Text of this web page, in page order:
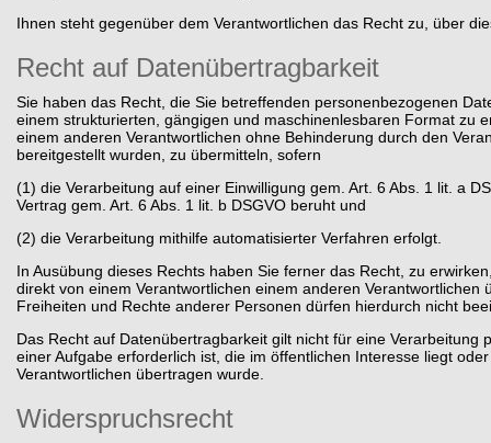
Ihnen steht gegenüber dem Verantwortlichen das Recht zu, über
Recht auf Datenübertragbarkeit
Sie haben das Recht, die Sie betreffenden personenbezogenen
einem strukturierten, gängigen und maschinenlesbaren Format zu
einem anderen Verantwortlichen ohne Behinderung durch den
bereitgestellt wurden, zu übermitteln, sofern
(1) die Verarbeitung auf einer Einwilligung gem. Art. 6 Abs. 1 lit. a
Vertrag gem. Art. 6 Abs. 1 lit. b DSGVO beruht und
(2) die Verarbeitung mithilfe automatisierter Verfahren erfolgt.
In Ausübung dieses Rechts haben Sie ferner das Recht, zu
direkt von einem Verantwortlichen einem anderen
Freiheiten und Rechte anderer Personen dürfen hierdurch nicht
Das Recht auf Datenübertragbarkeit gilt nicht für eine
einer Aufgabe erforderlich ist, die im öffentlichen Interesse liegt
Verantwortlichen übertragen wurde.
Widerspruchsrecht